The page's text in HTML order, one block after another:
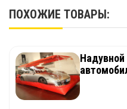
ПОХОЖИЕ ТОВАРЫ:
Надувной